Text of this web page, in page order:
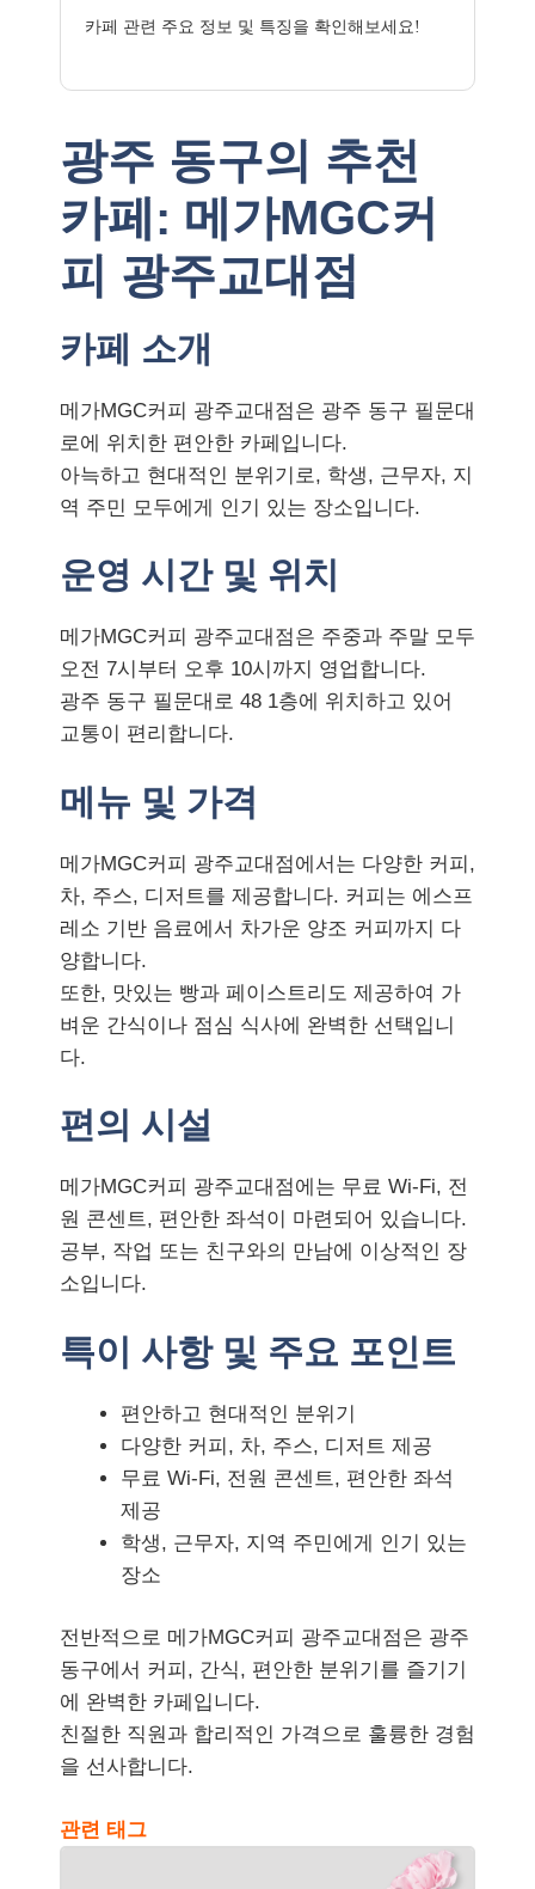
카페 관련 주요 정보 및 특징을 확인해보세요!
광주 동구의 추천
카페: 메가MGC커
피 광주교대점
카페 소개
메가MGC커피 광주교대점은 광주 동구 필문대
로에 위치한 편안한 카페입니다.
아늑하고 현대적인 분위기로, 학생, 근무자, 지
역 주민 모두에게 인기 있는 장소입니다.
운영 시간 및 위치
메가MGC커피 광주교대점은 주중과 주말 모두
오전 7시부터 오후 10시까지 영업합니다.
광주 동구 필문대로 48 1층에 위치하고 있어
교통이 편리합니다.
메뉴 및 가격
메가MGC커피 광주교대점에서는 다양한 커피,
차, 주스, 디저트를 제공합니다. 커피는 에스프
레소 기반 음료에서 차가운 양조 커피까지 다
양합니다.
또한, 맛있는 빵과 페이스트리도 제공하여 가
벼운 간식이나 점심 식사에 완벽한 선택입니
다.
편의 시설
메가MGC커피 광주교대점에는 무료 Wi-Fi, 전
원 콘센트, 편안한 좌석이 마련되어 있습니다.
공부, 작업 또는 친구와의 만남에 이상적인 장
소입니다.
특이 사항 및 주요 포인트
편안하고 현대적인 분위기
다양한 커피, 차, 주스, 디저트 제공
무료 Wi-Fi, 전원 콘센트, 편안한 좌석
제공
학생, 근무자, 지역 주민에게 인기 있는
장소
전반적으로 메가MGC커피 광주교대점은 광주
동구에서 커피, 간식, 편안한 분위기를 즐기기
에 완벽한 카페입니다.
친절한 직원과 합리적인 가격으로 훌륭한 경험
을 선사합니다.
관련 태그